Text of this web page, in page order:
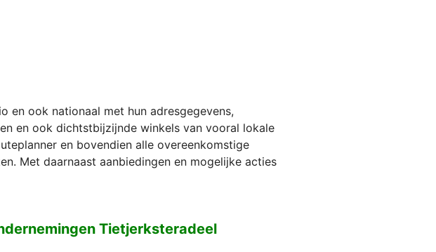
en ook nationaal met hun adresgegevens,
en ook dichtstbijzijnde winkels van vooral lokale
en bovendien alle overeenkomstige
Met daarnaast aanbiedingen en mogelijke acties
Tietjerksteradeel